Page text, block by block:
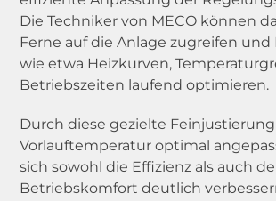
Die Techniker von MECO können
Ferne auf die Anlage zugreifen
wie etwa Heizkurven,
Betriebszeiten laufend optimieren.
Durch diese gezielte
Vorlauftemperatur optimal
sich sowohl die Effizienz als auch
Betriebskomfort deutlich